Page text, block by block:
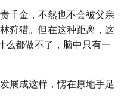
千金，不然也不会被父亲
狩猎。但在这种距离，这
么都做不了，脑中只有一
展成这样，愣在原地手足